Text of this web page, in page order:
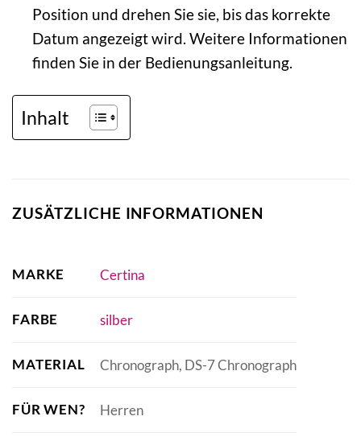
Position und drehen Sie sie, bis das korrekte
Datum angezeigt wird. Weitere Informationen
finden Sie in der Bedienungsanleitung.
Inhalt
ZUSÄTZLICHE INFORMATIONEN
MARKE Certina
FARBE silber
MATERIAL Chronograph, DS-7 Chronograph
FÜR WEN? Herren